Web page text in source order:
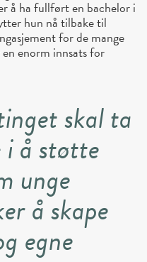
å ha fullført en bachelor i
hun nå tilbake til
for de mange
enorm innsats for
skal ta
i å støtte
unge
å skape
egne